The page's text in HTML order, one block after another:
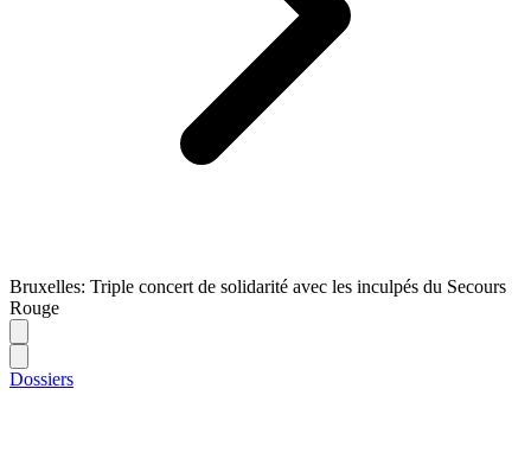
Bruxelles: Triple concert de solidarité avec les inculpés du Secours
Rouge
Dossiers